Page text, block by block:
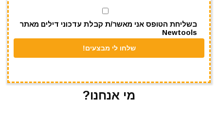
בשליחת הטופס אני מאשר/ת קבלת עדכוני דילים מאתר
Newtools
מי אנחנו?